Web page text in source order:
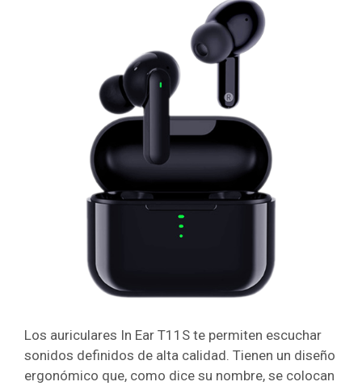
Los auriculares In Ear T11S te permiten escuchar
sonidos definidos de alta calidad. Tienen un diseño
ergonómico que, como dice su nombre, se colocan